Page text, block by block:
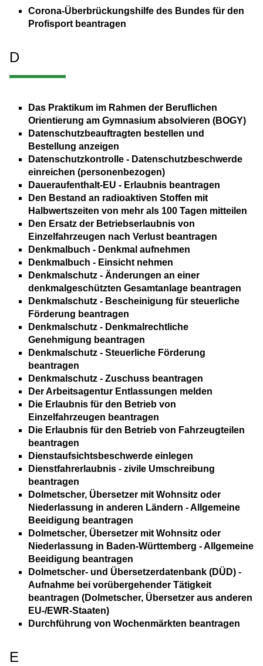
Corona-Überbrückungshilfe des Bundes für den
Profisport beantragen
D
Das Praktikum im Rahmen der Beruflichen
Orientierung am Gymnasium absolvieren (BOGY)
Datenschutzbeauftragten bestellen und
Bestellung anzeigen
Datenschutzkontrolle - Datenschutzbeschwerde
einreichen (personenbezogen)
Daueraufenthalt-EU - Erlaubnis beantragen
Den Bestand an radioaktiven Stoffen mit
Halbwertszeiten von mehr als 100 Tagen mitteilen
Den Ersatz der Betriebserlaubnis von
Einzelfahrzeugen nach Verlust beantragen
Denkmalbuch - Denkmal aufnehmen
Denkmalbuch - Einsicht nehmen
Denkmalschutz - Änderungen an einer
denkmalgeschützten Gesamtanlage beantragen
Denkmalschutz - Bescheinigung für steuerliche
Förderung beantragen
Denkmalschutz - Denkmalrechtliche
Genehmigung beantragen
Denkmalschutz - Steuerliche Förderung
beantragen
Denkmalschutz - Zuschuss beantragen
Der Arbeitsagentur Entlassungen melden
Die Erlaubnis für den Betrieb von
Einzelfahrzeugen beantragen
Die Erlaubnis für den Betrieb von Fahrzeugteilen
beantragen
Dienstaufsichtsbeschwerde einlegen
Dienstfahrerlaubnis - zivile Umschreibung
beantragen
Dolmetscher, Übersetzer mit Wohnsitz oder
Niederlassung in anderen Ländern - Allgemeine
Beeidigung beantragen
Dolmetscher, Übersetzer mit Wohnsitz oder
Niederlassung in Baden-Württemberg - Allgemeine
Beeidigung beantragen
Dolmetscher- und Übersetzerdatenbank (DÜD) -
Aufnahme bei vorübergehender Tätigkeit
beantragen (Dolmetscher, Übersetzer aus anderen
EU-/EWR-Staaten)
Durchführung von Wochenmärkten beantragen
E